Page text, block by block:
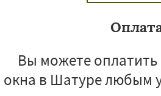
Вы можете
окна в Шатуре любым